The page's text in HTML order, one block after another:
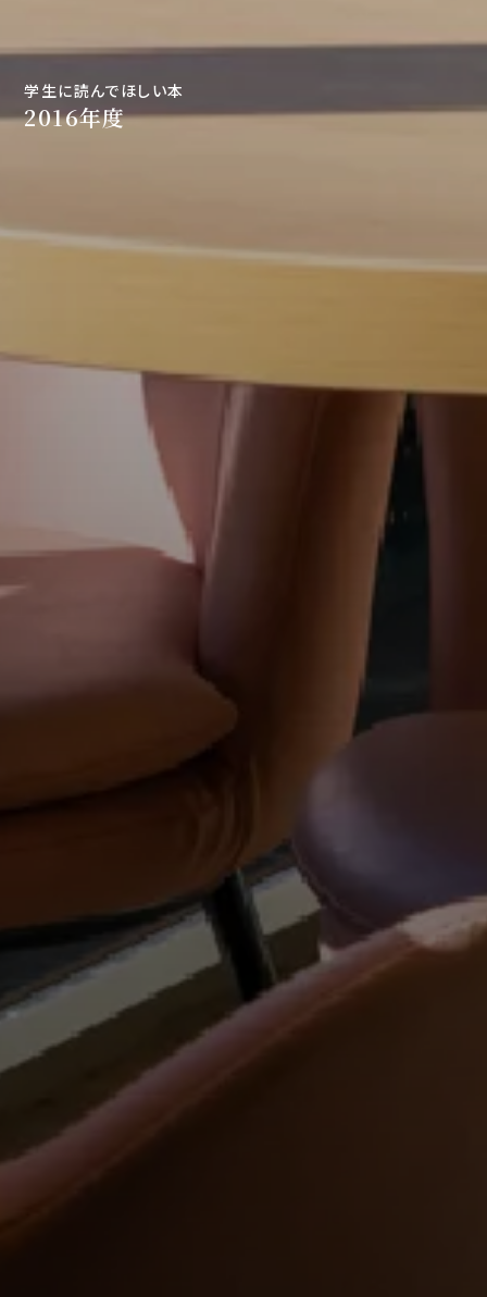
学生に読んでほしい本
2016年度